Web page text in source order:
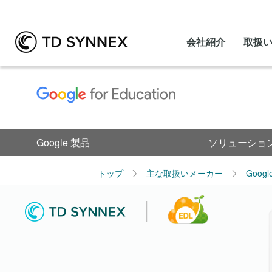
会社紹介 取扱
Google 製品 ソリューショ
トップ 主な取扱いメーカー